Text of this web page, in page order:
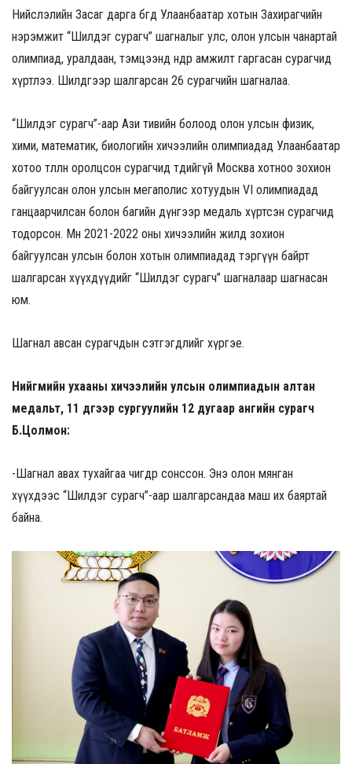
Нийслэлийн Засаг дарга бөгөөд Улаанбаатар хотын Захирагчийн
нэрэмжит “Шилдэг сурагч” шагналыг улс, олон улсын чанартай
олимпиад, уралдаан, тэмцээнд өндөр амжилт гаргасан сурагчид
хүртлээ. Шилдгээр шалгарсан 26 сурагчийн шагналаа.
“Шилдэг сурагч”-аар Ази тивийн болоод олон улсын физик,
хими, математик, биологийн хичээлийн олимпиадад Улаанбаатар
хотоо төлөөлөн оролцсон сурагчид төдийгүй Москва хотноо зохион
байгуулсан олон улсын мегаполис хотуудын VI олимпиадад
ганцаарчилсан болон багийн дүнгээр медаль хүртсэн сурагчид
тодорсон. Мөн 2021-2022 оны хичээлийн жилд зохион
байгуулсан улсын болон хотын олимпиадад тэргүүн байрт
шалгарсан хүүхдүүдийг “Шилдэг сурагч” шагналаар шагнасан
юм.
Шагнал авсан сурагчдын сэтгэгдлийг хүргэе.
Нийгмийн ухааны хичээлийн улсын олимпиадын алтан
медальт, 11 дүгээр сургуулийн 12 дугаар ангийн сурагч
Б.Цолмон:
-Шагнал авах тухайгаа өчигдөр сонссон. Энэ олон мянган
хүүхдээс “Шилдэг сурагч”-аар шалгарсандаа маш их баяртай
байна.